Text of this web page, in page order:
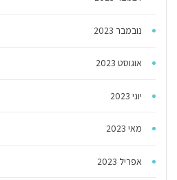
נובמבר 2023
אוגוסט 2023
יוני 2023
מאי 2023
אפריל 2023